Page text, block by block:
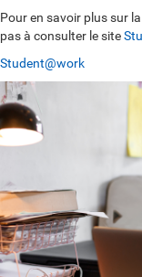
n
c
t
i
o
n
e
?
Pour en savoir plus sur
pas à consulter le site
Student@work